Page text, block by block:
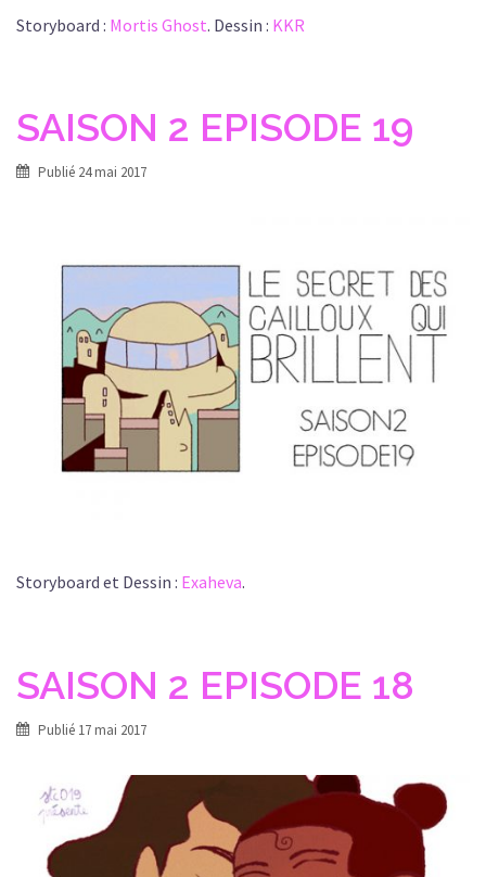
Storyboard : Mortis Ghost. Dessin : KKR
SAISON 2 EPISODE 19
Publié 24 mai 2017
Storyboard et Dessin : Exaheva.
SAISON 2 EPISODE 18
Publié 17 mai 2017